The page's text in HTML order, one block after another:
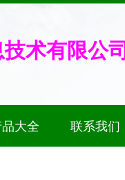
术有限公司
品大全 联系我们